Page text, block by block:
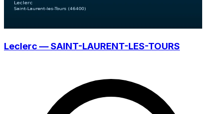
Leclerc — SAINT-LAURENT-LES-TOURS